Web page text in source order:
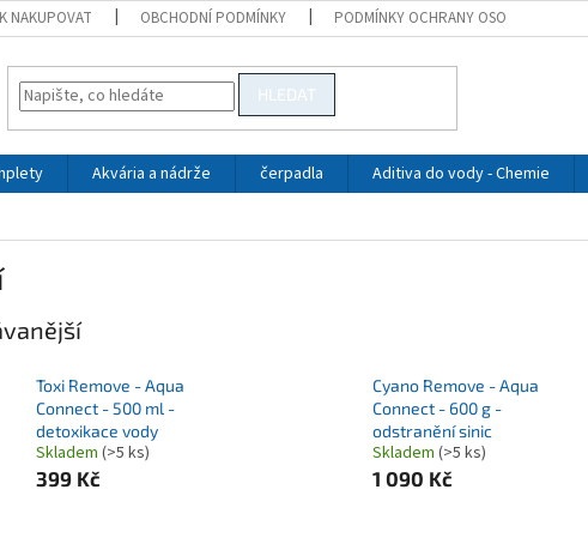
NAKUPOVAT OBCHODNÍ PODMÍNKY PODMÍNKY OCHRANY OSOBNÍCH ÚDAJŮ
HLEDAT
Akvária a nádrže čerpadla Aditiva do vody - Chemie
Toxi Remove - Aqua
Connect - 500 ml -
detoxikace vody
Skladem (>5 ks)
399 Kč
Cyano Remove - Aqua
Connect - 600 g -
odstranění sinic
Skladem (>5 ks)
1 090 Kč